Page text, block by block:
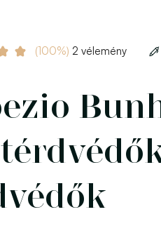
(100%) 2 vélemény